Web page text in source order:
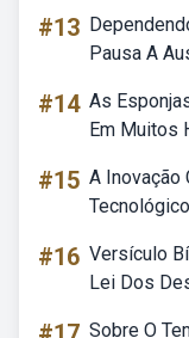
#13
Pausa A
#14 As
Em Muitos
#15 A Inovação
#16 Versículo
Lei Dos
Sobre O